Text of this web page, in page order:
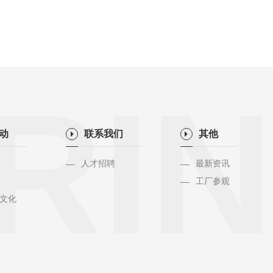
化
联系我们
人才招聘
其他
最新资讯
工厂参观